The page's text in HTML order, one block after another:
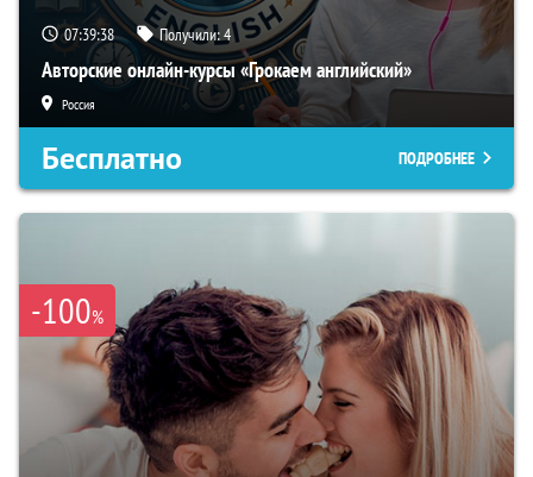
07:39:37 Получили:4
Авторские онлайн-курсы «Грокаем английский»
Россия
Бесплатно ПОДРОБНЕЕ
-100%